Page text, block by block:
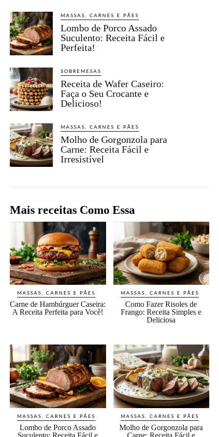
MASSAS, CARNES E PÃES
Lombo de Porco Assado
Suculento: Receita Fácil e
Perfeita!
SOBREMESAS
Receita de Wafer Caseiro:
Faça o Seu Crocante e
Delicioso!
MASSAS, CARNES E PÃES
Molho de Gorgonzola para
Carne: Receita Fácil e
Irresistível
Mais receitas Como Essa
MASSAS, CARNES E PÃES
Carne de Hambúrguer Caseira:
A Receita Perfeita para Você!
MASSAS, CARNES E PÃES
Como Fazer Risoles de
Frango: Receita Simples e
Deliciosa
MASSAS, CARNES E PÃES
Lombo de Porco Assado
Suculento: Receita Fácil e
MASSAS, CARNES E PÃES
Molho de Gorgonzola para
Carne: Receita Fácil e